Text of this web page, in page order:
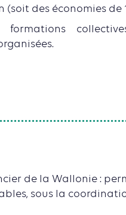
(soit des économies de
formations
de la Wallonie :
sous la